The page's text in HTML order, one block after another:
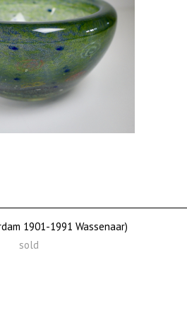
1901-1991 Wassenaar)
sold